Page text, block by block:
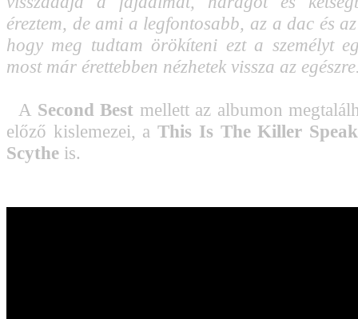
éreztem, de ami a legfontosabb, az a dac és
hogy meg tudtam örökíteni ezt a személyt
most már érettebben nézhetek vissza az
A Second Best mellett az albumon
előző kislemezei, aThis Is The Killer
Scythe is.